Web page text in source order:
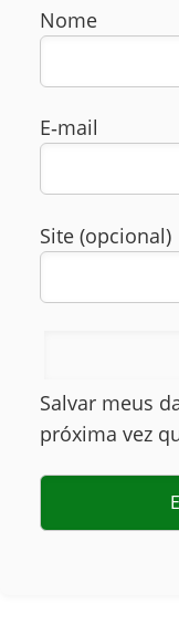
Nome
E‑mail
Site (opcional)
Salvar meus
próxima vez